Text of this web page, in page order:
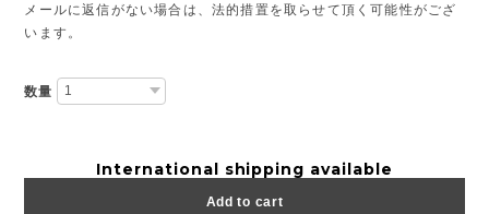
メールに返信がない場合は、法的措置を取らせて頂く可能性がござ
います。
数量
International shipping available
Add to cart